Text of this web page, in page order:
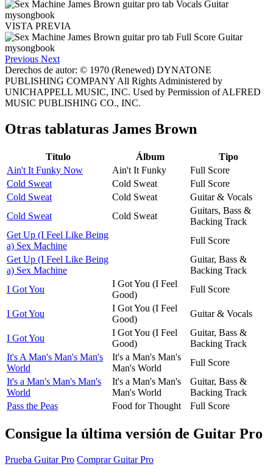
VISTA PREVIA
Previous Next
Derechos de autor: © 1970 (Renewed) DYNATONE
PUBLISHING COMPANY All Rights Administered by
UNICHAPPELL MUSIC, INC. Used by Permission of ALFRED
MUSIC PUBLISHING CO., INC.
Otras tablaturas James Brown
Título Álbum
Tipo
Ain't It Funky Now
Ain't It Funky
Full Score
Cold Sweat
Cold Sweat
Full Score
Cold Sweat
Cold Sweat
Guitar & Vocals
Cold Sweat
Cold Sweat
Guitars, Bass &
Backing Track
Get Up (I Feel Like Being
a) Sex Machine
Full Score
Get Up (I Feel Like Being
a) Sex Machine
Guitar, Bass &
Backing Track
I Got You
I Got You (I Feel
Good)
Full Score
I Got You
I Got You (I Feel
Good)
Guitar & Vocals
I Got You
I Got You (I Feel
Good)
Guitar, Bass &
Backing Track
It's A Man's Man's Man's
World
It's a Man's Man's
Man's World
Full Score
It's a Man's Man's Man's
World
It's a Man's Man's
Man's World
Guitar, Bass &
Backing Track
Pass the Peas
Food for Thought Full Score
Consigue la última versión de Guitar Pro
Prueba Guitar Pro Comprar Guitar Pro